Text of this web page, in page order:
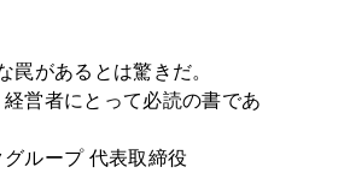
罠があるとは驚きだ。
営者にとって必読の書であ
ループ 代表取締役